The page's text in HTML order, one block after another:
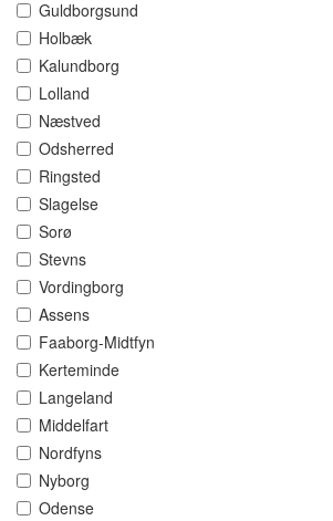
Guldborgsund
Holbæk
Kalundborg
Lolland
Næstved
Odsherred
Ringsted
Slagelse
Sorø
Stevns
Vordingborg
Assens
Faaborg-Midtfyn
Kerteminde
Langeland
Middelfart
Nordfyns
Nyborg
Odense